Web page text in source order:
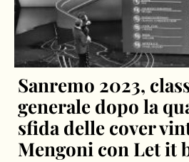
Sanremo 2023,
generale dopo la
sfida delle cover
Mengoni con Let it